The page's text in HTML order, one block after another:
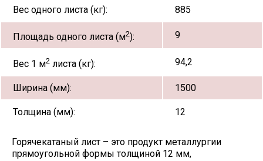
Вес одного листа (кг): 885
Площадь одного листа (м2): 9
Вес 1 м2 листа (кг): 94,2
Ширина (мм): 1500
Толщина (мм): 12
Горячекатаный лист – это продукт металлургии
прямоугольной формы толщиной 12 мм,